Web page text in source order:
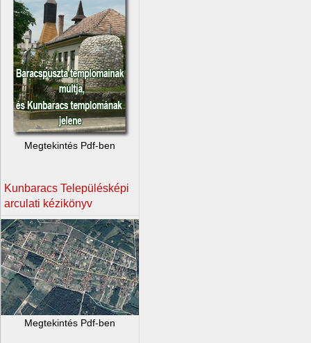
Megtekintés Pdf-ben
Kunbaracs Településképi
arculati kézikönyv
Megtekintés Pdf-ben